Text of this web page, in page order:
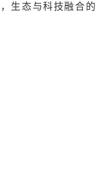
生态与科技融合的